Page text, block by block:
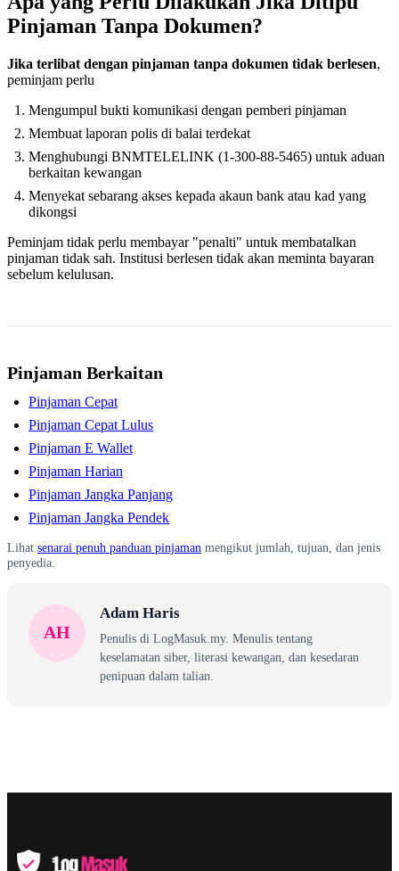
Pinjaman Tanpa Dokumen?
Jika terlibat dengan pinjaman tanpa dokumen tidak berlesen,
peminjam perlu
Mengumpul bukti komunikasi dengan pemberi pinjaman
Membuat laporan polis di balai terdekat
Menghubungi BNMTELELINK (1-300-88-5465) untuk aduan
berkaitan kewangan
Menyekat sebarang akses kepada akaun bank atau kad yang
dikongsi
Peminjam tidak perlu membayar "penalti" untuk membatalkan
pinjaman tidak sah. Institusi berlesen tidak akan meminta bayaran
sebelum kelulusan.
Pinjaman Berkaitan
Pinjaman Cepat
Pinjaman Cepat Lulus
Pinjaman E Wallet
Pinjaman Harian
Pinjaman Jangka Panjang
Pinjaman Jangka Pendek
Lihat senarai penuh panduan pinjaman mengikut jumlah, tujuan, dan jenis
penyedia.
AH
Adam Haris
Penulis di LogMasuk.my. Menulis tentang
keselamatan siber, literasi kewangan, dan kesedaran
penipuan dalam talian.